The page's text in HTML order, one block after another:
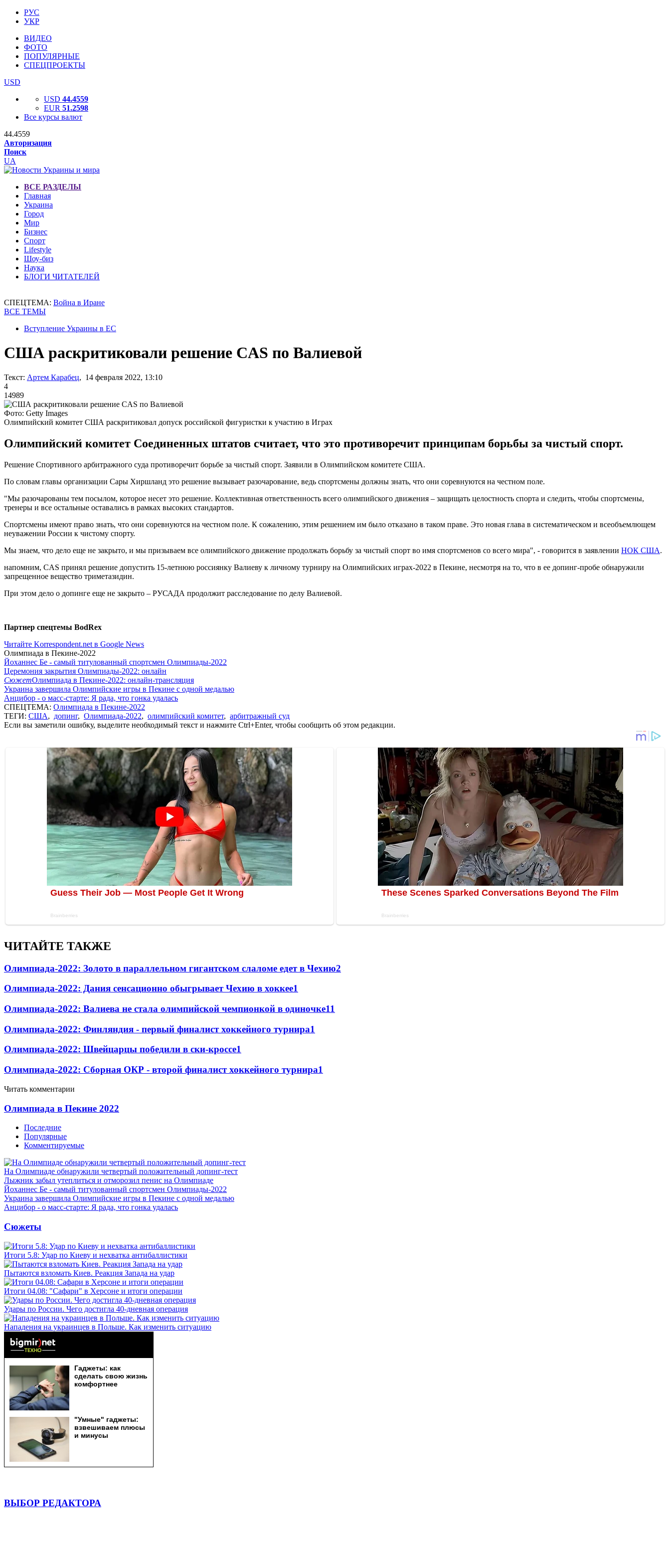
РУС
УКР
ВИДЕО
ФОТО
ПОПУЛЯРНЫЕ
СПЕЦПРОЕКТЫ
USD
USD 44.4559
EUR 51.2598
Все курсы валют
44.4559
Авторизация
Поиск
UA
ВСЕ РАЗДЕЛЫ
Главная
Украина
Город
Мир
Бизнес
Спорт
Lifestyle
Шоу-биз
Наука
БЛОГИ ЧИТАТЕЛЕЙ
СПЕЦТЕМА: Война в Иране
ВСЕ ТЕМЫ
Вступление Украины в ЕС
США раскритиковали решение CAS по Валиевой
Текст: Артем Карабец, 14 февраля 2022, 13:10
4
14989
Фото: Getty Images
Олимпийский комитет США раскритиковал допуск российской фигуристки к участию в Играх
Олимпийский комитет Соединенных штатов считает, что это противоречит принципам борьбы за чистый спорт.
Решение Спортивного арбитражного суда противоречит борьбе за чистый спорт. Заявили в Олимпийском комитете США.
По словам главы организации Сары Хиршланд это решение вызывает разочарование, ведь спортсмены должны знать, что они соревнуются на честном поле.
"Мы разочарованы тем посылом, которое несет это решение. Коллективная ответственность всего олимпийского движения – защищать целостность спорта и следить, чтобы спортсмены,
тренеры и все остальные оставались в рамках высоких стандартов.
Спортсмены имеют право знать, что они соревнуются на честном поле. К сожалению, этим решением им было отказано в таком праве. Это новая глава в систематическом и всеобъемлющем
неуважении России к чистому спорту.
Мы знаем, что дело еще не закрыто, и мы призываем все олимпийского движение продолжать борьбу за чистый спорт во имя спортсменов со всего мира", - говорится в заявлении НОК США.
напомним, CAS принял решение допустить 15-летнюю россиянку Валиеву к личному турниру на Олимпийских играх-2022 в Пекине, несмотря на то, что в ее допинг-пробе обнаружили
запрещенное вещество триметазидин.
При этом дело о допинге еще не закрыто – РУСАДА продолжит расследование по делу Валиевой.
Партнер спецтемы BodRex
Читайте Korrespondent.net в Google News
Олимпиада в Пекине-2022
Йоханнес Бе - самый титулованный спортсмен Олимпиады-2022
Церемония закрытия Олимпиады-2022: онлайн
СюжетОлимпиада в Пекине-2022: онлайн-трансляция
Украина завершила Олимпийские игры в Пекине с одной медалью
Анцибор - о масс-старте: Я рада, что гонка удалась
СПЕЦТЕМА: Олимпиада в Пекине-2022
ТЕГИ: США, допинг, Олимпиада-2022, олимпийский комитет, арбитражный суд
Если вы заметили ошибку, выделите необходимый текст и нажмите Ctrl+Enter, чтобы сообщить об этом редакции.
ЧИТАЙТЕ ТАКЖЕ
Олимпиада-2022: Золото в параллельном гигантском слаломе едет в Чехию2
Олимпиада-2022: Дания сенсационно обыгрывает Чехию в хоккее1
Олимпиада-2022: Валиева не стала олимпийской чемпионкой в одиночке11
Олимпиада-2022: Финляндия - первый финалист хоккейного турнира1
Олимпиада-2022: Швейцарцы победили в ски-кроссе1
Олимпиада-2022: Сборная ОКР - второй финалист хоккейного турнира1
Читать комментарии
Олимпиада в Пекине 2022
Последние
Популярные
Комментируемые
На Олимпиаде обнаружили четвертый положительный допинг-тест
Лыжник забыл утеплиться и отморозил пенис на Олимпиаде
Йоханнес Бе - самый титулованный спортсмен Олимпиады-2022
Украина завершила Олимпийские игры в Пекине с одной медалью
Анцибор - о масс-старте: Я рада, что гонка удалась
Сюжеты
Итоги 5.8: Удар по Киеву и нехватка антибаллистики
Пытаются взломать Киев. Реакция Запада на удар
Итоги 04.08: "Сафари" в Херсоне и итоги операции
Удары по России. Чего достигла 40-дневная операция
Нападения на украинцев в Польше. Как изменить ситуацию
ВЫБОР РЕДАКТОРА